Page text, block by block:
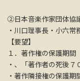
②日本音楽作家団体協
・川口理事長・小六常
【要望】
１．著作権の保護期間
・、「著作者の死後７
・著作隣接権の保護